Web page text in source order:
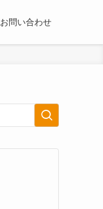
お問い合わせ